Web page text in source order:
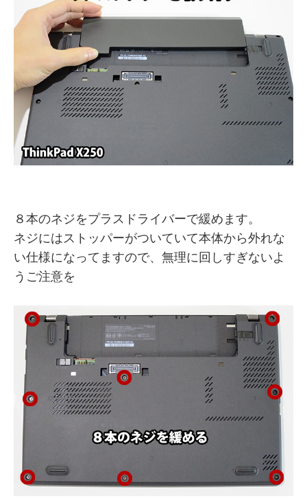
８本のネジをプラスドライバーで緩めます。
ネジにはストッパーがついていて本体から外れな
い仕様になってますので、無理に回しすぎないよ
うご注意を